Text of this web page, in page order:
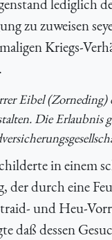
zu zuweisen
Kriegs-
Eibel
Die Erlaubnis
in einem
durch eine
und Heu-
daß dessen